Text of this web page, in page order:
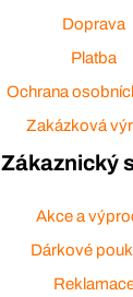
Doprava
Platba
Ochrana
Zakázková
Zákaznický
Akce a
Dárkové